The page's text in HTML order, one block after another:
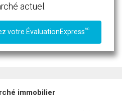
actuel.
votre ÉvaluationExpressMC
immobilier